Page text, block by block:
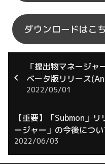
ダウンロードはこ
「提出物マネージ
ベータ版リリース
2022/05/01
【重要】「Submon」
ージャー」の今後につい
2022/06/03